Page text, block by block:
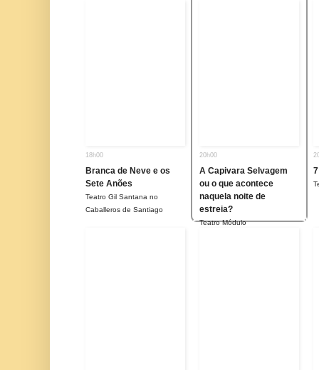
18h00
Branca de Neve e os
Sete Anões
Teatro Gil Santana no
Caballeros de Santiago
20h00
A Capivara Selvagem
ou o que acontece
naquela noite de
estreia?
Teatro Módulo